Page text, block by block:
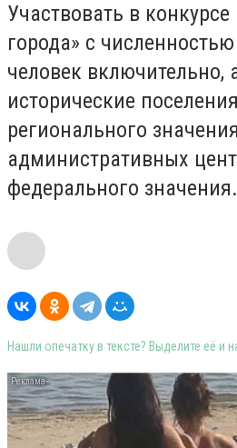
Участвовать в
города» с
человек включительно,
исторические
регионального
административных
федерального значения.
Нашли опечатку в тексте? Выделите её и